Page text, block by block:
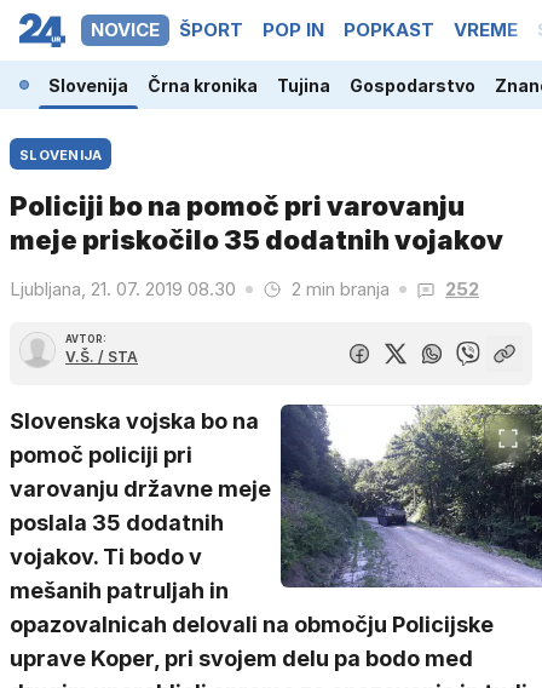
NOVICE ŠPORT POP IN POPKAST VREME
Slovenija Črna kronika Tujina Gospodarstvo
SLOVENIJA
Policiji bo na pomoč pri varovanju
meje priskočilo 35 dodatnih vojakov
Ljubljana, 21. 07. 2019 08.30 2 min branja 252
AVTOR:
V.Š. / STA
Slovenska vojska bo na
pomoč policiji pri
varovanju državne meje
poslala 35 dodatnih
vojakov. Ti bodo v
mešanih patruljah in
opazovalnicah delovali na območju Policijske
uprave Koper, pri svojem delu pa bodo med